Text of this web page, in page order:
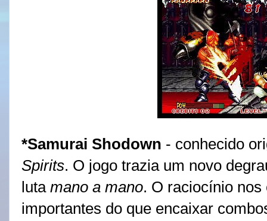
*Samurai Shodown - conhecido
Spirits. O jogo trazia um novo
luta mano a mano. O raciocínio
importantes do que encaixar